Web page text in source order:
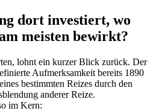
dort investiert, wo
meisten bewirkt?
lohnt ein kurzer Blick zurück. Der
Aufmerksamkeit bereits 1890
bestimmten Reizes durch den
anderer Reize.
im Kern: